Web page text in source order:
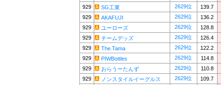
929
SG工業 2629位
139.7
929
AKAFUJI 2629位
136.2
929
ユーローズ 2629位
128.8
929
チームデッズ 2629位
126.4
929
The.Tama 2629位
122.2
929
PIWBottles 2629位
114.8
929
おらうーたんず 2629位
110.8
929
ノンスタイルイーグルス 2629位
109.7